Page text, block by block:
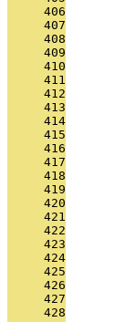
     406
     407
     408
     409
     410
     411
     412
     413
     414
     415
     416
     417
     418
     419
     420
     421
     422
     423
     424
     425
     426
     427
     428